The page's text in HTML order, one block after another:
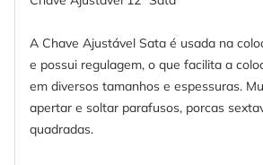
A Chave Ajustável Sata é usada na
e possui regulagem, o que facilita a
em diversos tamanhos e espessuras.
apertar e soltar parafusos, porcas
quadradas.